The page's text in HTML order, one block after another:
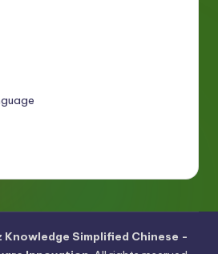
Knowledge Simplified Chinese -